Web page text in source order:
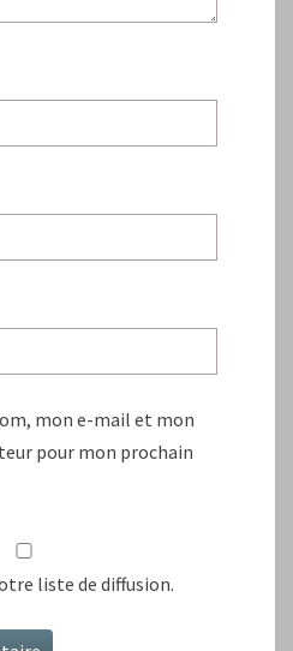
mon e-mail et mon
pour mon prochain
liste de diffusion.